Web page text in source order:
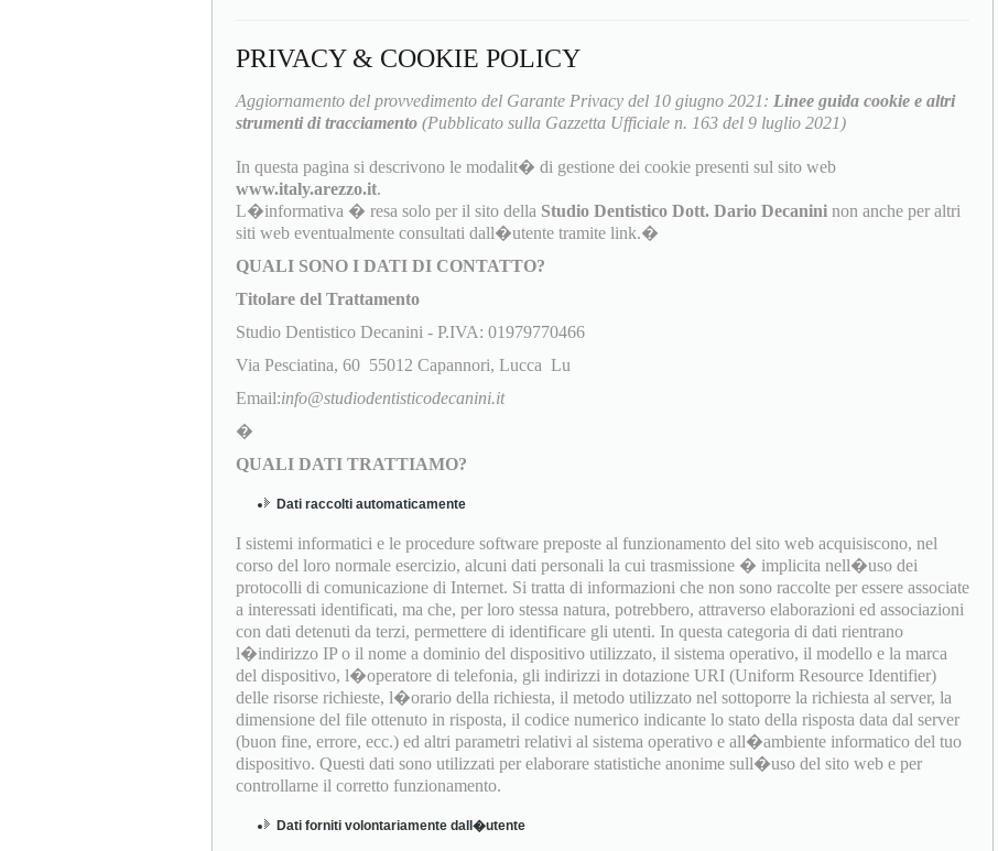
PRIVACY & COOKIE POLICY
Aggiornamento del provvedimento del Garante Privacy del 10 giugno 2021: Linee guida cookie e altri
strumenti di tracciamento (Pubblicato sulla Gazzetta Ufficiale n. 163 del 9 luglio 2021)
In questa pagina si descrivono le modalit� di gestione dei cookie presenti sul sito web
www.italy.arezzo.it.
L�informativa � resa solo per il sito della Studio Dentistico Dott. Dario Decanini non anche per altri
siti web eventualmente consultati dall�utente tramite link.�
QUALI SONO I DATI DI CONTATTO?
Titolare del Trattamento
Studio Dentistico Decanini - P.IVA: 01979770466
Via Pesciatina, 60 55012 Capannori, Lucca Lu
Email:info@studiodentisticodecanini.it
�
QUALI DATI TRATTIAMO?
Dati raccolti automaticamente
I sistemi informatici e le procedure software preposte al funzionamento del sito web acquisiscono, nel
corso del loro normale esercizio, alcuni dati personali la cui trasmissione � implicita nell�uso dei
protocolli di comunicazione di Internet. Si tratta di informazioni che non sono raccolte per essere associate
a interessati identificati, ma che, per loro stessa natura, potrebbero, attraverso elaborazioni ed associazioni
con dati detenuti da terzi, permettere di identificare gli utenti. In questa categoria di dati rientrano
l�indirizzo IP o il nome a dominio del dispositivo utilizzato, il sistema operativo, il modello e la marca
del dispositivo, l�operatore di telefonia, gli indirizzi in dotazione URI (Uniform Resource Identifier)
delle risorse richieste, l�orario della richiesta, il metodo utilizzato nel sottoporre la richiesta al server, la
dimensione del file ottenuto in risposta, il codice numerico indicante lo stato della risposta data dal server
(buon fine, errore, ecc.) ed altri parametri relativi al sistema operativo e all�ambiente informatico del tuo
dispositivo. Questi dati sono utilizzati per elaborare statistiche anonime sull�uso del sito web e per
controllarne il corretto funzionamento.
Dati forniti volontariamente dall�utente